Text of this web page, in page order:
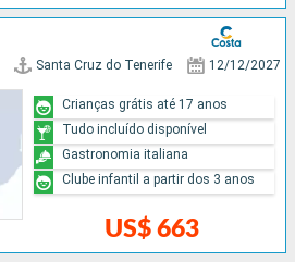
Santa Cruz do Tenerife 12/12/2027
US$ 663
Crianças grátis até 17 anos
Tudo incluído disponível
Gastronomia italiana
Clube infantil a partir dos 3 anos